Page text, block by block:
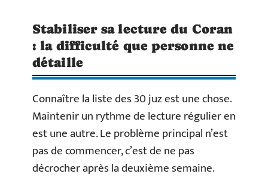
Stabiliser sa lecture du Coran
: la difficulté que personne ne
détaille
Connaître la liste des 30 juz est une chose.
Maintenir un rythme de lecture régulier en
est une autre. Le problème principal n’est
pas de commencer, c’est de ne pas
décrocher après la deuxième semaine.